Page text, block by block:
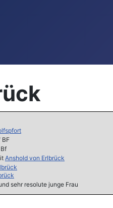
BF
Anshold von Erlbrück
sehr resolute junge Frau